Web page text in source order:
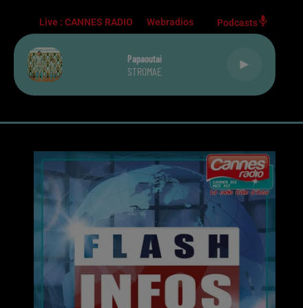
Live :CANNES RADIO Webradios Podcasts
Papaoutai
STROMAE